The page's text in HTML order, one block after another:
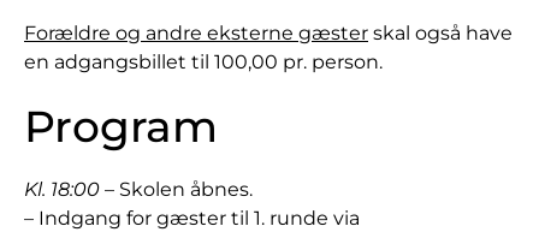
Forældre og andre eksterne gæster skal også have
en adgangsbillet til 100,00 pr. person.
Program
Kl. 18:00 – Skolen åbnes.
– Indgang for gæster til 1. runde via